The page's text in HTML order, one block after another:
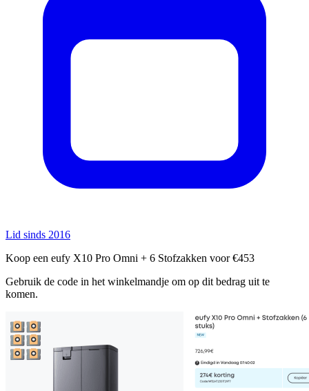
Lid sinds 2016
Koop een eufy X10 Pro Omni + 6 Stofzakken voor €453
Gebruik de code in het winkelmandje om op dit bedrag uit te
komen.